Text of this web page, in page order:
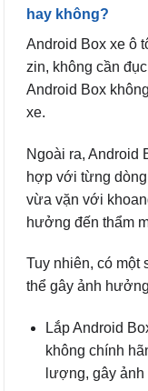
hay không?
Android Box xe ô
zin, không cần
Android Box
xe.
Ngoài ra, Android
hợp với từng
vừa vặn với
hưởng đến thẩm
Tuy nhiên, có một
thể gây ảnh
Lắp Android
không chính
lượng, gây